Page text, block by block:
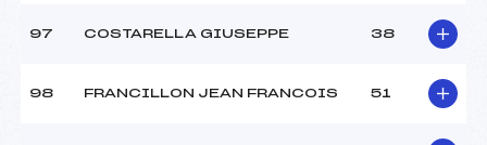
97 COSTARELLA GIUSEPPE 38
98 FRANCILLON JEAN FRANCOIS 51